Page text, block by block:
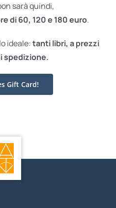
sarà quindi,
di 60, 120 e 180 euro.
ideale: tanti libri, a prezzi
spedizione.
Gift Card!